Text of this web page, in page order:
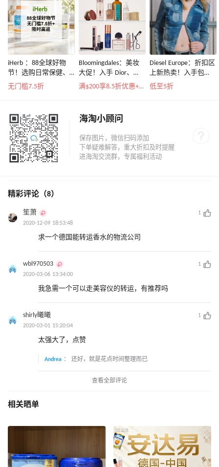
iHerb ：88全球好物
节！选购日常保健、
健身补剂、护肤洗护
无门槛7.5折
Bloomingdales：美妆
大促！入手 Dior、
Prada、TF 等
满$200享8.5折优惠+部分送好礼
Diesel Europe：折扣区
上新热卖！入手包
袋、服饰、鞋履等
低至5折
海淘小顾问
精彩评论（8）
笙萧
1
2020-12-09 18:53:48
求一个德国能转运香水的物流公司
wbl970503
1
2020-03-06 13:34:00
我急需一个可以走美容仪的转运，有推荐吗
shirly曦曦
1
2020-03-01 15:20:04
太强大了，点赞
Andrea ： 还好，就是花点时间整理而已
查看全部评论
相关晒单